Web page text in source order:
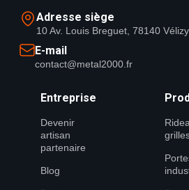
Adresse siège
10 Av. Louis Breguet, 78140
E-mail
contact@metal2000.fr
Entreprise
Devenir
artisan
partenaire
Blog